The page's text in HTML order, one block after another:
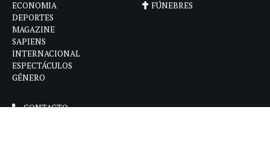
ECONOMIA
DEPORTES
MAGAZINE
SAPIENS
INTERNACIONAL
ESPECTÁCULOS
GÉNERO
FÚNEBRES
CONTACTO